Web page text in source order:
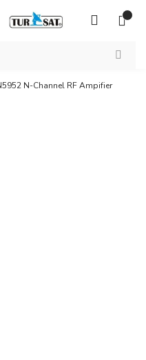
N-Channel RF Ampifier